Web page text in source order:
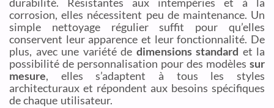
durabilité. Résistantes aux intempéries et à la
corrosion, elles nécessitent peu de maintenance. Un
simple nettoyage régulier suffit pour qu’elles
conservent leur apparence et leur fonctionnalité. De
plus, avec une variété de dimensions standard et la
possibilité de personnalisation pour des modèles sur
mesure, elles s’adaptent à tous les styles
architecturaux et répondent aux besoins spécifiques
de chaque utilisateur.